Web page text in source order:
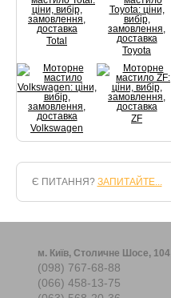
Total
Toyota
Volkswagen
ZF
Є ПИТАННЯ? ЗАПИТАЙТЕ...
м. Київ, Столичне Шосе, 104
(098) 767-68-88
(066) 458-13-75